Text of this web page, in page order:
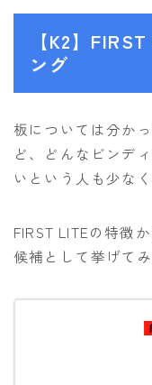
【K2】
ング
板については分か
ど、どんなビンデ
いという人も少な
FIRST LITEの特徴
候補として挙げてみ